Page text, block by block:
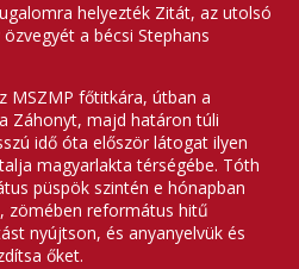
helyezték Zitát, az utolsó
a bécsi Stephans
MSZMP főtitkára, útban a
Záhonyt, majd határon túli
idő óta először látogat ilyen
magyarlakta térségébe. Tóth
püspök szintén e hónapban
zömében református hitű
nyújtson, és anyanyelvük és
őket.